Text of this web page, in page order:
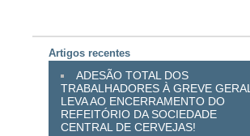
Artigos recentes
ADESÃO TOTAL DOS
TRABALHADORES À GREVE GERAL
LEVA AO ENCERRAMENTO DO
REFEITÓRIO DA SOCIEDADE
CENTRAL DE CERVEJAS!